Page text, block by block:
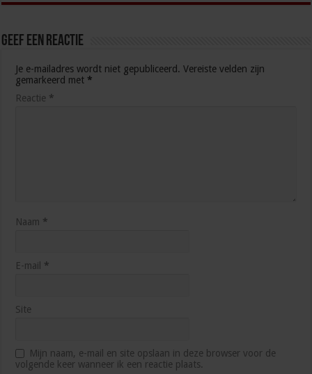
Geef een reactie
Je e-mailadres wordt niet gepubliceerd. Vereiste velden zijn
gemarkeerd met *
Reactie *
Naam *
E-mail *
Site
Mijn naam, e-mail en site opslaan in deze browser voor de
volgende keer wanneer ik een reactie plaats.